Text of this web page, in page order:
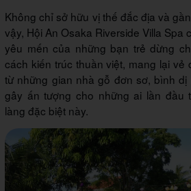
Không chỉ sở hữu vị thế đắc địa và
vậy, Hội An Osaka Riverside Villa Spa
yêu mến của những bạn trẻ dừng
cách kiến trúc thuần việt, mang lại
từ những gian nhà gỗ đơn sơ, bình dị
gây ấn tượng cho những ai lần đầu
làng đặc biệt này.